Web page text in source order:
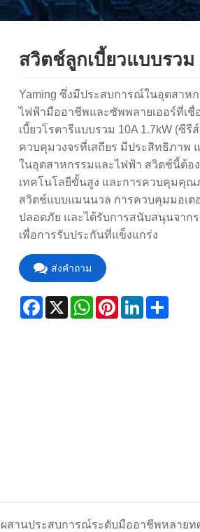
สวิตช์ลูกเบี้ยวแบบรวม
Yaming ซึ่งมีประสบการณ์ในอุตสาห
ไฟฟ้ามืออาชีพและซัพพลายเออร์ที่เชื่
เบี้ยวโรตารีแบบรวม 10A 1.7kW (ซี
ควบคุมวงจรที่เสถียร มีประสิทธิภาพ
ในอุตสาหกรรมและไฟฟ้า สวิตช์นี้ต้
เทคโนโลยีขั้นสูง และการควบคุมคุณ
สวิตช์แบบแมนนวล การควบคุมมอเต
ปลอดภัย และได้รับการสนับสนุนจากร
เพื่อการรับประกันที่แข็งแกร่ง
ส่งคำถาม
Facebook
X WhatsApp
PinterestLinkedInShare
สานประสบการณ์ระดับมืออาชีพหลาย